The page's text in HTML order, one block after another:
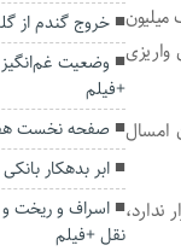
یک میلیون
مستمری واریزی
میزان امسال
خروج گندم از
وضعیت
+فیلم
صفحه نخست
ابر بدهکار
اسراف و ریخت
نقل +فیلم